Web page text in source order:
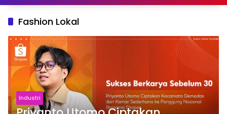
Fashion Lokal
Industri